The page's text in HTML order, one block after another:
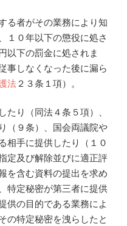
る者がその業務により知
１０年以下の懲役に処さ
以下の罰金に処されま
事しなくなった後に漏ら
法２３条１項）。
り（同法４条５項）、
（９条）、国会両議院や
相手に提供したり（１０
定及び解除並びに適正評
を含む資料の提出を求め
特定秘密が第三者に提供
供の目的である業務によ
の特定秘密を洩らしたと